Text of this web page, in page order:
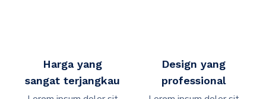
Harga yang
sangat terjangkau
Design yang
professional